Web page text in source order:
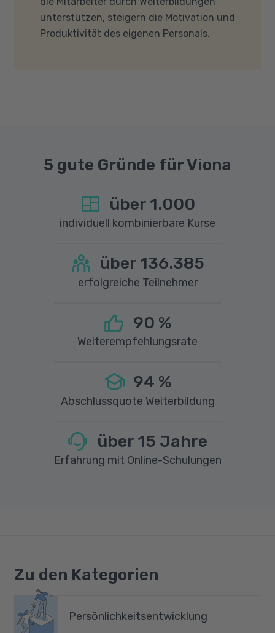
Firewalls etc.) die Verbindung mit MS Teams
nicht blockieren. Bitte beachten Sie außerdem,
dass für eine reibungslose Übertragung eine
unterstützen, steigern die Motivation und
Produktivität des eigenen Personals.
5 gute Gründe für Viona
über 1.000
individuell kombinierbare Kurse
über 136.385
erfolgreiche Teilnehmer
90 %
Weiterempfehlungsrate
94 %
Abschlussquote Weiterbildung
über 15 Jahre
Erfahrung mit Online-Schulungen
Zu den Kategorien
Persönlichkeitsentwicklung